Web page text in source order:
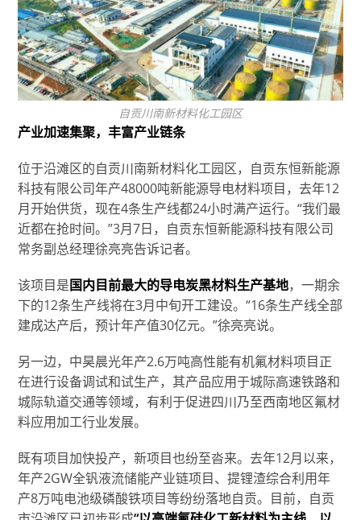
自贡川南新材料化工园区
产业加速集聚，丰富产业链条
位于沿滩区的自贡川南新材料化工园区，自贡东恒新能源
科技有限公司年产48000吨新能源导电材料项目，去年12
月开始供货，现在4条生产线都24小时满产运行。“我们最
近都在抢时间。”3月7日，自贡东恒新能源科技有限公司
常务副总经理徐亮亮告诉记者。
该项目是国内目前最大的导电炭黑材料生产基地，一期余
下的12条生产线将在3月中旬开工建设。“16条生产线全部
建成达产后，预计年产值30亿元。”徐亮亮说。
另一边，中昊晨光年产2.6万吨高性能有机氟材料项目正
在进行设备调试和试生产，其产品应用于城际高速铁路和
城际轨道交通等领域，有利于促进四川乃至西南地区氟材
料应用加工行业发展。
既有项目加快投产，新项目也纷至沓来。去年12月以来，
年产2GW全钒液流储能产业链项目、提锂渣综合利用年
产8万吨电池级磷酸铁项目等纷纷落地自贡。目前，自贡